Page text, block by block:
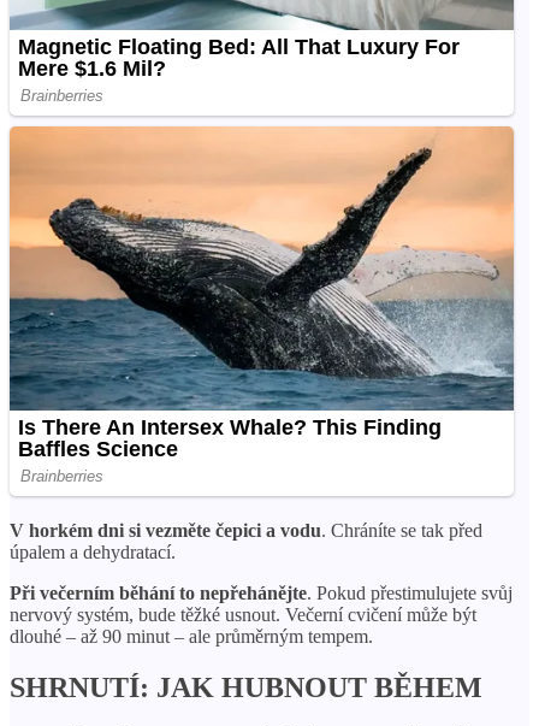
V horkém dni si vezměte čepici a vodu. Chráníte se tak před
úpalem a dehydratací.
Při večerním běhání to nepřehánějte. Pokud přestimulujete svůj
nervový systém, bude těžké usnout. Večerní cvičení může být
dlouhé – až 90 minut – ale průměrným tempem.
SHRNUTÍ: JAK HUBNOUT BĚHEM